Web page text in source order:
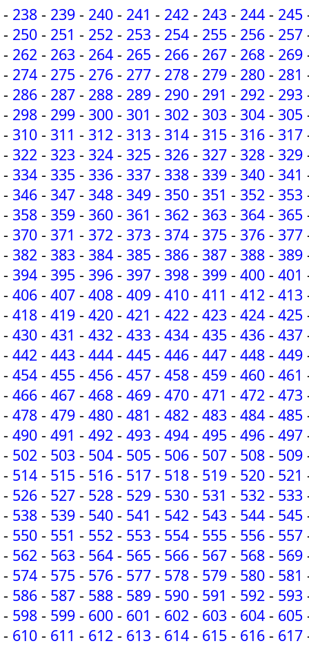
- 238 - 239 - 240 - 241 - 242 - 243 - 244 - 245
- 250 - 251 - 252 - 253 - 254 - 255 - 256 - 257
- 262 - 263 - 264 - 265 - 266 - 267 - 268 - 269
- 274 - 275 - 276 - 277 - 278 - 279 - 280 - 281
- 286 - 287 - 288 - 289 - 290 - 291 - 292 - 293
- 298 - 299 - 300 - 301 - 302 - 303 - 304 - 305
- 310 - 311 - 312 - 313 - 314 - 315 - 316 - 317
- 322 - 323 - 324 - 325 - 326 - 327 - 328 - 329
- 334 - 335 - 336 - 337 - 338 - 339 - 340 - 341
- 346 - 347 - 348 - 349 - 350 - 351 - 352 - 353
- 358 - 359 - 360 - 361 - 362 - 363 - 364 - 365
- 370 - 371 - 372 - 373 - 374 - 375 - 376 - 377
- 382 - 383 - 384 - 385 - 386 - 387 - 388 - 389
- 394 - 395 - 396 - 397 - 398 - 399 - 400 - 401
- 406 - 407 - 408 - 409 - 410 - 411 - 412 - 413
- 418 - 419 - 420 - 421 - 422 - 423 - 424 - 425
- 430 - 431 - 432 - 433 - 434 - 435 - 436 - 437
- 442 - 443 - 444 - 445 - 446 - 447 - 448 - 449
- 454 - 455 - 456 - 457 - 458 - 459 - 460 - 461
- 466 - 467 - 468 - 469 - 470 - 471 - 472 - 473
- 478 - 479 - 480 - 481 - 482 - 483 - 484 - 485
- 490 - 491 - 492 - 493 - 494 - 495 - 496 - 497
- 502 - 503 - 504 - 505 - 506 - 507 - 508 - 509
- 514 - 515 - 516 - 517 - 518 - 519 - 520 - 521
- 526 - 527 - 528 - 529 - 530 - 531 - 532 - 533
- 538 - 539 - 540 - 541 - 542 - 543 - 544 - 545
- 550 - 551 - 552 - 553 - 554 - 555 - 556 - 557
- 562 - 563 - 564 - 565 - 566 - 567 - 568 - 569
- 574 - 575 - 576 - 577 - 578 - 579 - 580 - 581
- 586 - 587 - 588 - 589 - 590 - 591 - 592 - 593
- 598 - 599 - 600 - 601 - 602 - 603 - 604 - 605
- 610 - 611 - 612 - 613 - 614 - 615 - 616 - 617